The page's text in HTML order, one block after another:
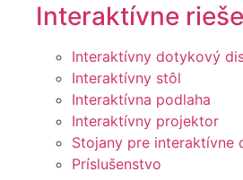
Interaktívne
Interaktívny dotykový
Interaktívny stôl
Interaktívna podlaha
Interaktívny projektor
Stojany pre interaktívne
Príslušenstvo